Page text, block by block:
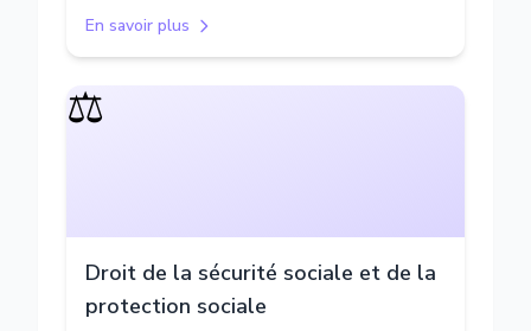
En savoir plus
⚖️
Droit de la sécurité sociale et de la
protection sociale